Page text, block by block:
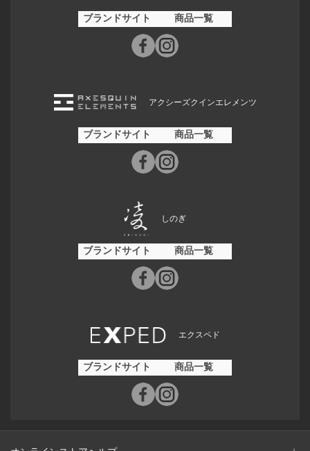
ブランドサイト 商品一覧
アクシーズクインエレメンツ
ブランドサイト 商品一覧
しのぎ
ブランドサイト 商品一覧
エクスペド
ブランドサイト 商品一覧